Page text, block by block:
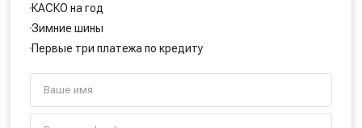
КАСКО на год
Зимние шины
Первые три платежа по кредиту